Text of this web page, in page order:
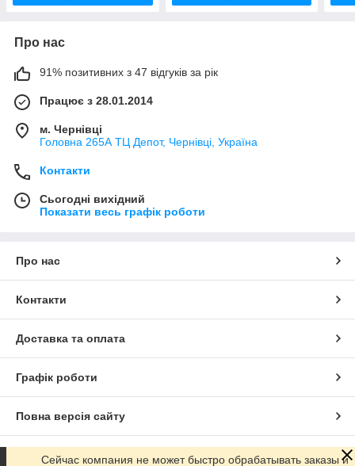
Про нас
91% позитивних з 47 відгуків за рік
Працює з 28.01.2014
м. Чернівці
Головна 265А ТЦ Депот, Чернівці, Україна
Контакти
Сьогодні вихідний
Показати весь графік роботи
Про нас
Контакти
Доставка та оплата
Графік роботи
Повна версія сайту
Сайт створено на маркетплейсі Prom.ua
Сейчас компания не может быстро обрабатывать заказы и